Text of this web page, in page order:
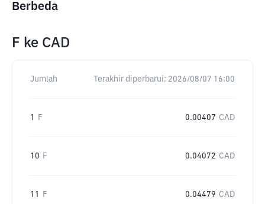
Berbeda
F ke CAD
Jumlah Terakhir diperbarui: 2026/08/07 16:00
1 F 0.00407 CAD
10 F 0.04072 CAD
11 F 0.04479 CAD